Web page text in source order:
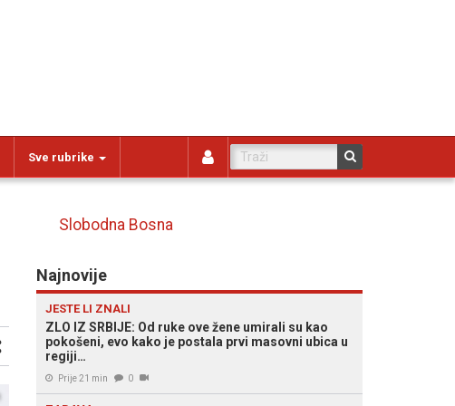
Sve rubrike
Slobodna Bosna
Najnovije
JESTE LI ZNALI
ZLO IZ SRBIJE: Od ruke ove žene umirali su kao
pokošeni, evo kako je postala prvi masovni ubica u
regiji…
Prije 21 min 0